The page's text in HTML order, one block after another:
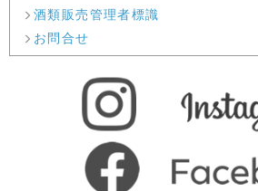
酒類販売管理者標識
お問合せ